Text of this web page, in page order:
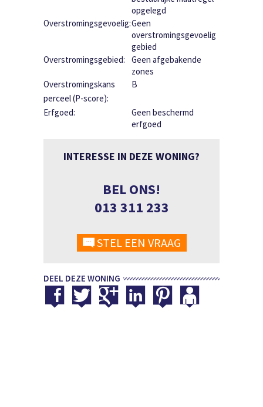
opgelegd
Overstromingsgevoelig:Geen
overstromingsgevoelig
gebied
Overstromingsgebied:
Geen afgebakende
zones
Overstromingskans
perceel (P-score):
B
Erfgoed:
Geen beschermd
erfgoed
INTERESSE IN DEZE WONING?
BEL ONS!
013 311 233
STEL EEN VRAAG
DEEL DEZE WONING